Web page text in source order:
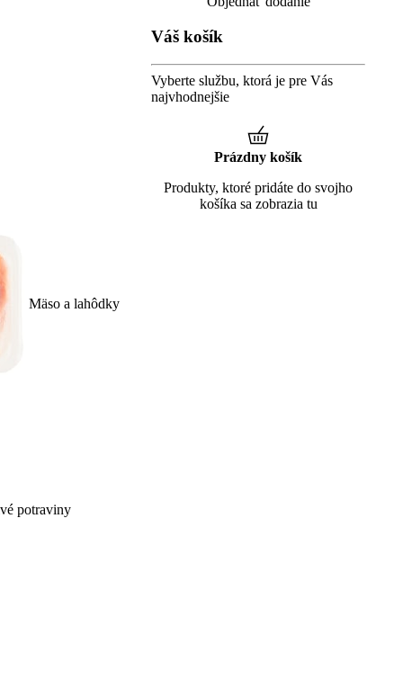
Mäso a lahôdky
potraviny
Váš košík
Vyberte službu, ktorá je pre Vás
najvhodnejšie
Prázdny košík
Produkty, ktoré pridáte do svojho
košíka sa zobrazia tu